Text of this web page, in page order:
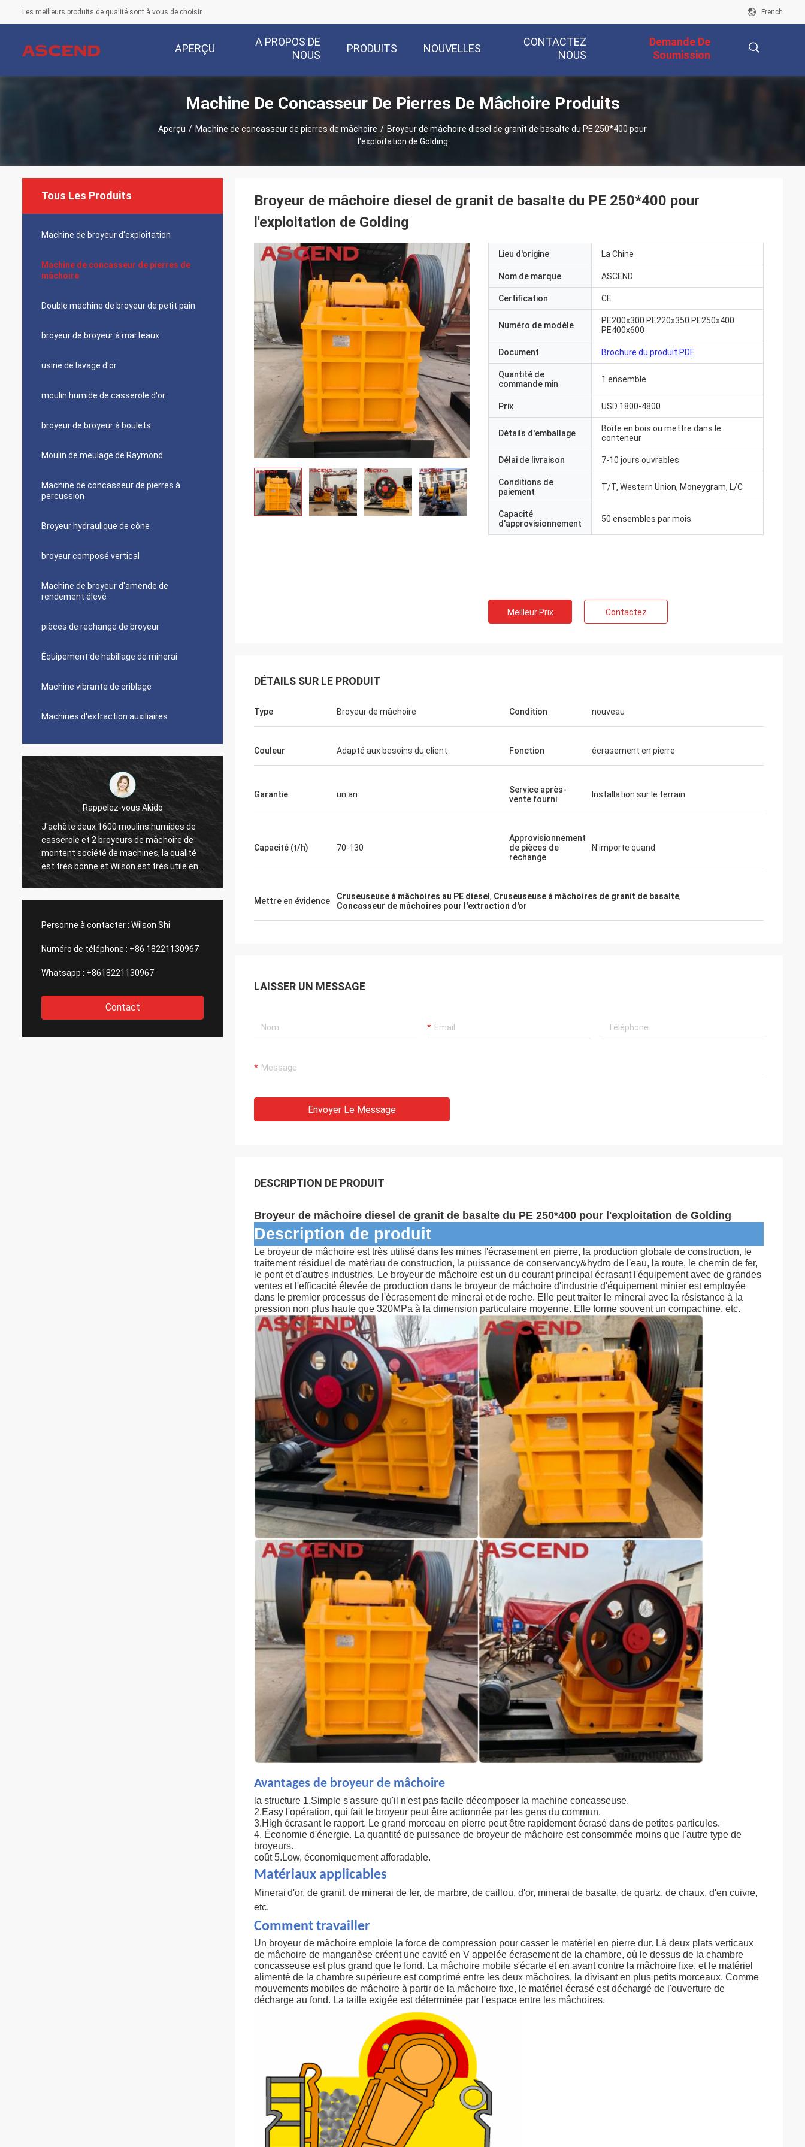
Les meilleurs produits de qualité sont à vous de choisir French
APERÇU
A PROPOS DE
NOUS
PRODUITS NOUVELLES
CONTACTEZ
NOUS
Demande De
Soumission
Machine De Concasseur De Pierres De Mâchoire Produits
Aperçu / Machine de concasseur de pierres de mâchoire / Broyeur de mâchoire diesel de granit de basalte du PE 250*400 pour
l'exploitation de Golding
Tous Les Produits
Machine de broyeur d'exploitation
Machine de concasseur de pierres de
mâchoire
Double machine de broyeur de petit pain
broyeur de broyeur à marteaux
usine de lavage d'or
moulin humide de casserole d'or
broyeur de broyeur à boulets
Moulin de meulage de Raymond
Machine de concasseur de pierres à
percussion
Broyeur hydraulique de cône
broyeur composé vertical
Machine de broyeur d'amende de
rendement élevé
pièces de rechange de broyeur
Équipement de habillage de minerai
Machine vibrante de criblage
Machines d'extraction auxiliaires
Jose Anthony
Montent la société m'a fourni le bon
service après-vente après l'achat de leur
installation de préparation de minerai d'or,
celle est importante pour moi,
considérera acheter la deuxième usine
pourrions pas être plus heureux avec
était excellente partout, si facile à entrer
en contact et toujours a répondu
extrêmement rapidement. Certainement
Personne à contacter : Wilson Shi
Numéro de téléphone : +86 18221130967
Whatsapp : +8618221130967
Contact
Broyeur de mâchoire diesel de granit de basalte du PE 250*400 pour
l'exploitation de Golding
Lieu d'origine La Chine
Nom de marque ASCEND
Certification CE
Numéro de modèle
PE200x300 PE220x350 PE250x400
PE400x600
Document Brochure du produit PDF
Quantité de
commande min
1 ensemble
Prix USD 1800-4800
Détails d'emballage
Boîte en bois ou mettre dans le
conteneur
Délai de livraison 7-10 jours ouvrables
Conditions de
paiement
T/T, Western Union, Moneygram, L/C
Capacité
d'approvisionnement
50 ensembles par mois
Meilleur Prix Contactez
DÉTAILS SUR LE PRODUIT
Type Broyeur de mâchoire Condition nouveau
Couleur Adapté aux besoins du client Fonction écrasement en pierre
Garantie un an
Service après-
vente fourni
Installation sur le terrain
Capacité (t/h) 70-130
Approvisionnement
de pièces de
rechange
N'importe quand
Mettre en évidence Cruseuseuse à mâchoires au PE diesel , Cruseuseuse à mâchoires de granit de basalte,
Concasseur de mâchoires pour l'extraction d'or
LAISSER UN MESSAGE
Envoyer Le Message
DESCRIPTION DE PRODUIT
Broyeur de mâchoire diesel de granit de basalte du PE 250*400 pour l'exploitation de Golding
Description de produit
Le broyeur de mâchoire est très utilisé dans les mines l'écrasement en pierre, la production globale de construction, le
traitement résiduel de matériau de construction, la puissance de conservancy&hydro de l'eau, la route, le chemin de fer,
le pont et d'autres industries. Le broyeur de mâchoire est un du courant principal écrasant l'équipement avec de grandes
ventes et l'efficacité élevée de production dans le broyeur de mâchoire d'industrie d'équipement minier est employée
dans le premier processus de l'écrasement de minerai et de roche. Elle peut traiter le minerai avec la résistance à la
pression non plus haute que 320MPa à la dimension particulaire moyenne. Elle forme souvent un compachine, etc.
Avantages de broyeur de mâchoire
la structure 1.Simple s'assure qu'il n'est pas facile décomposer la machine concasseuse.
2.Easy l'opération, qui fait le broyeur peut être actionnée par les gens du commun.
3.High écrasant le rapport. Le grand morceau en pierre peut être rapidement écrasé dans de petites particules.
4. Économie d'énergie. La quantité de puissance de broyeur de mâchoire est consommée moins que l'autre type de
broyeurs.
coût 5.Low, économiquement afforadable.
Matériaux applicables
Minerai d'or, de granit, de minerai de fer, de marbre, de caillou, d'or, minerai de basalte, de quartz, de chaux, d'en cuivre,
etc.
Comment travailler
Un broyeur de mâchoire emploie la force de compression pour casser le matériel en pierre dur. Là deux plats verticaux
de mâchoire de manganèse créent une cavité en V appelée écrasement de la chambre, où le dessus de la chambre
concasseuse est plus grand que le fond. La mâchoire mobile s'écarte et en avant contre la mâchoire fixe, et le matériel
alimenté de la chambre supérieure est comprimé entre les deux mâchoires, la divisant en plus petits morceaux. Comme
mouvements mobiles de mâchoire à partir de la mâchoire fixe, le matériel écrasé est déchargé de l'ouverture de
décharge au fond. La taille exigée est déterminée par l'espace entre les mâchoires.